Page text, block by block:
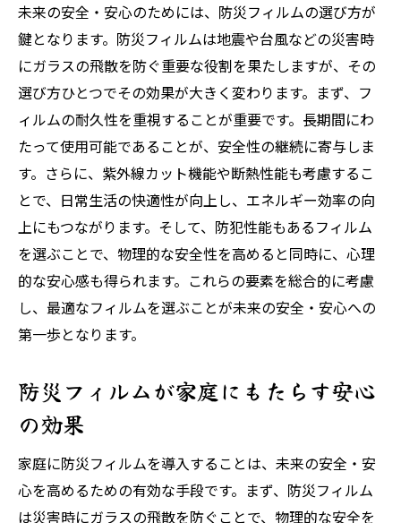
備
安心感を高める窓フィルムの効果的な使い
方
未来の安全・安心を考えたフィルム選びのポイ
ント
安全・安心を考慮したフィルムの選び方
未来のリスクに備えるためのフィルム選択
基準
目的別に選ぶフィルムのポイント
フィルム選びで注意すべき点とその理由
安全・安心を重視したフィルムの選定方法
未来の安全を支えるためのフィルム選びの
未来の安全・安心のためには、防災フィルムの選び方が
鍵となります。防災フィルムは地震や台風などの災害時
にガラスの飛散を防ぐ重要な役割を果たしますが、その
選び方ひとつでその効果が大きく変わります。まず、フ
ィルムの耐久性を重視することが重要です。長期間にわ
たって使用可能であることが、安全性の継続に寄与しま
す。さらに、紫外線カット機能や断熱性能も考慮するこ
とで、日常生活の快適性が向上し、エネルギー効率の向
上にもつながります。そして、防犯性能もあるフィルム
を選ぶことで、物理的な安全性を高めると同時に、心理
的な安心感も得られます。これらの要素を総合的に考慮
し、最適なフィルムを選ぶことが未来の安全・安心への
第一歩となります。
防災フィルムが家庭にもたらす安心
の効果
家庭に防災フィルムを導入することは、未来の安全・安
心を高めるための有効な手段です。まず、防災フィルム
は災害時にガラスの飛散を防ぐことで、物理的な安全を